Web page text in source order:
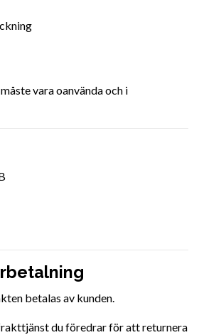
vara oanvända och i
betalas av kunden.
du föredrar för att returnera